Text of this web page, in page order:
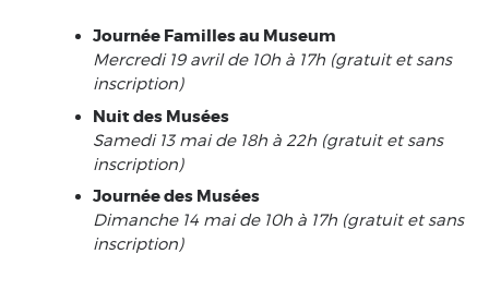
Journée Familles au Museum
Mercredi 19 avril de 10h à 17h (gratuit et sans
inscription)
Nuit des Musées
Samedi 13 mai de 18h à 22h (gratuit et sans
inscription)
Journée des Musées
Dimanche 14 mai de 10h à 17h (gratuit et sans
inscription)